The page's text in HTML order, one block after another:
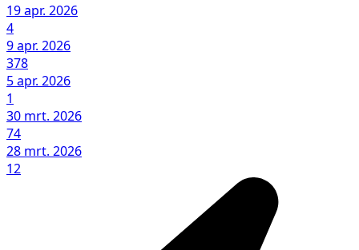
19 apr. 2026
4
9 apr. 2026
378
5 apr. 2026
1
30 mrt. 2026
74
28 mrt. 2026
12